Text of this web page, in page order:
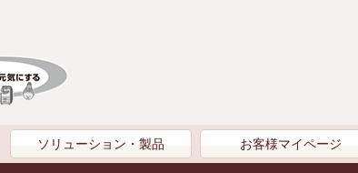
ソリューション・製品 お客様マイページ